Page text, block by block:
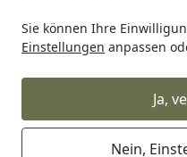
Sie können Ihre
Einstellungen anpassen
Ja,
Nein,
Startseite
Grill Weber COOKBOX
Weber